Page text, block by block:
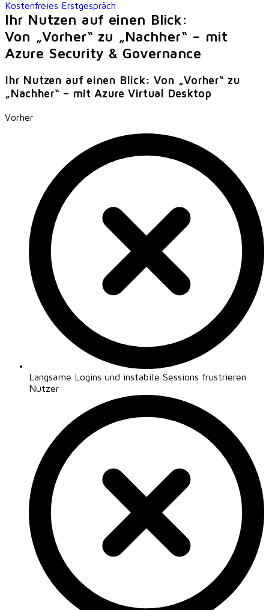
Kostenfreies Erstgespräch
Ihr Nutzen auf einen Blick:
Von „Vorher“ zu „Nachher“ – mit
Azure Security & Governance
Ihr Nutzen auf einen Blick: Von „Vorher“ zu
„Nachher“ – mit Azure Virtual Desktop
Vorher
Langsame Logins und instabile Sessions frustrieren
Nutzer